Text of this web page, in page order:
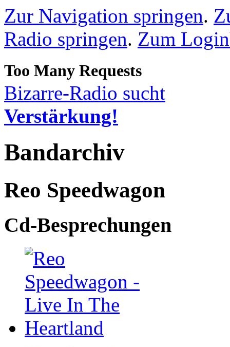
Zur Navigation springen.
Radio springen. Zum
Bizarre-Radio sucht
Verstärkung!
Bandarchiv
Reo Speedwagon
Cd-Besprechungen